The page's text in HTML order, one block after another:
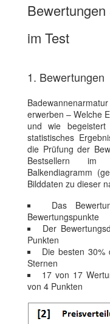
im Test
1. Bewertungen
erwerben – Welche
und wie
statistisches
die Prüfung der
Bestsellern im
Balkendiagramm
Bilddaten zu dieser
Das
Bewertungspunkte
Der
Punkten
Die besten
Sternen
17 von 17
von 4 Punkten